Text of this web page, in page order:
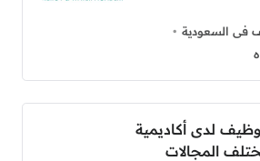
فى السعودية
لدى أكاديمية
المجالات